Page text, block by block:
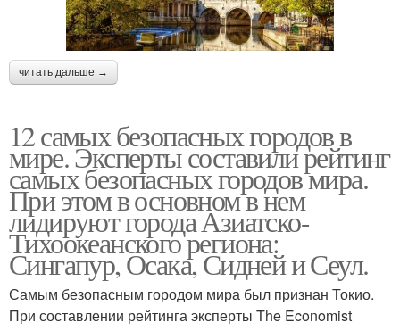
читать дальше →
12 самых безопасных городов в
мире. Эксперты составили рейтинг
самых безопасных городов мира.
При этом в основном в нем
лидируют города Азиатско-
Тихоокеанского региона:
Сингапур, Осака, Сидней и Сеул.
Самым безопасным городом мира был признан Токио.
При составлении рейтинга эксперты The Economist